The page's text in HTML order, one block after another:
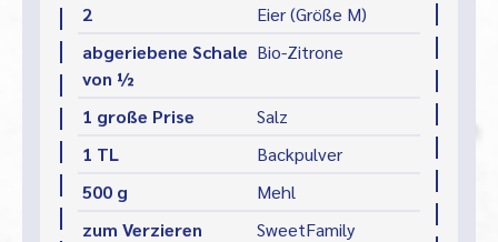
2
Eier (Größe M)
abgeriebene Schale
von ½
Bio-Zitrone
1 große Prise
Salz
1 TL
Backpulver
500 g
Mehl
zum Verzieren
SweetFamily